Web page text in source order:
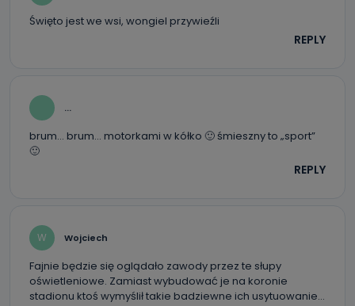
Święto jest we wsi, wongiel przywieźli
REPLY
...
brum… brum… motorkami w kółko 🙂 śmieszny to „sport”
🙂
REPLY
W Wojciech
Fajnie będzie się oglądało zawody przez te słupy
oświetleniowe. Zamiast wybudować je na koronie
stadionu ktoś wymyślił takie badziewne ich usytuowanie…